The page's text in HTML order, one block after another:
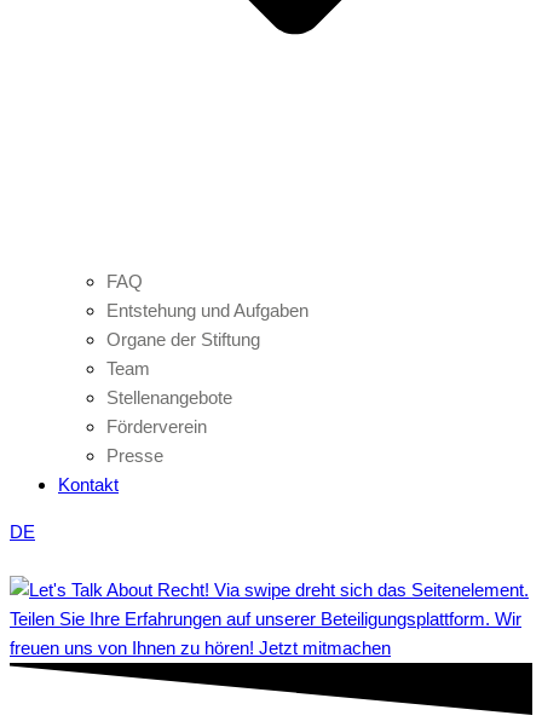
FAQ
Entstehung und Aufgaben
Organe der Stiftung
Team
Stellenangebote
Förderverein
Presse
Kontakt
DE
Teilen Sie Ihre Erfahrungen auf unserer Beteiligungsplattform. Wir
freuen uns von Ihnen zu hören! Jetzt mitmachen